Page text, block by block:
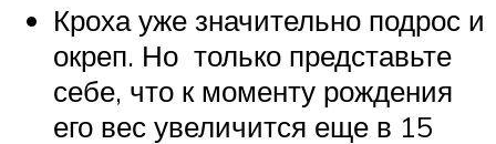
Кроха уже значительно подрос и
окреп. Но только представьте
себе, что к моменту рождения
его вес увеличится еще в 15